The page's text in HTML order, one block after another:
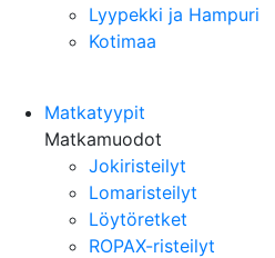
Lyypekki ja Hampuri
Kotimaa
Matkatyypit
Matkamuodot
Jokiristeilyt
Lomaristeilyt
Löytöretket
ROPAX-risteilyt